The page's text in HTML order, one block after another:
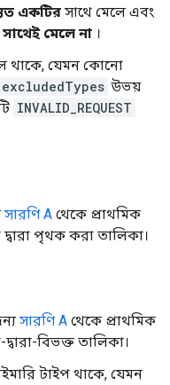
একটির সাথে মেলে এবং
মেলে না ।
থাকে, যেমন কোনো
excludedTypes উভয়
INVALID_REQUEST
সারণি A থেকে প্রাথমিক
পৃথক করা তালিকা।
সারণি A থেকে প্রাথমিক
বিভক্ত তালিকা।
টাইপ থাকে, যেমন